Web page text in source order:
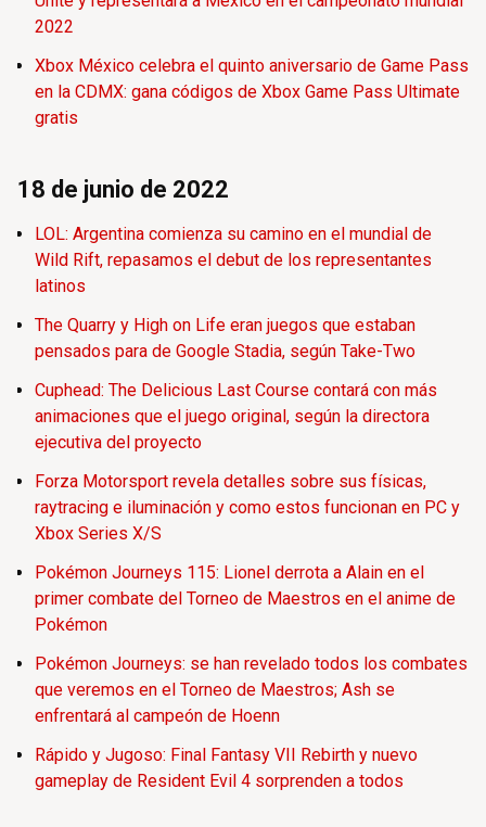
2022
Xbox México celebra el quinto aniversario de Game Pass
en la CDMX: gana códigos de Xbox Game Pass Ultimate
gratis
18 de junio de 2022
LOL: Argentina comienza su camino en el mundial de
Wild Rift, repasamos el debut de los representantes
latinos
The Quarry y High on Life eran juegos que estaban
pensados para de Google Stadia, según Take-Two
Cuphead: The Delicious Last Course contará con más
animaciones que el juego original, según la directora
ejecutiva del proyecto
Forza Motorsport revela detalles sobre sus físicas,
raytracing e iluminación y como estos funcionan en PC y
Xbox Series X/S
Pokémon Journeys 115: Lionel derrota a Alain en el
primer combate del Torneo de Maestros en el anime de
Pokémon
Pokémon Journeys: se han revelado todos los combates
que veremos en el Torneo de Maestros; Ash se
enfrentará al campeón de Hoenn
Rápido y Jugoso: Final Fantasy VII Rebirth y nuevo
gameplay de Resident Evil 4 sorprenden a todos